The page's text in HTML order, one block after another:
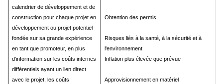
calendrier de développement et de
construction pour chaque projet en
développement ou projet potentiel
fondée sur sa grande expérience
en tant que promoteur, en plus
d'information sur les coûts internes
différentiels ayant un lien direct
avec le projet, les coûts
Obtention des permis
Risques liés à la santé, à la sécurité et à
l'environnement
Inflation plus élevée que prévue
Approvisionnement en matériel